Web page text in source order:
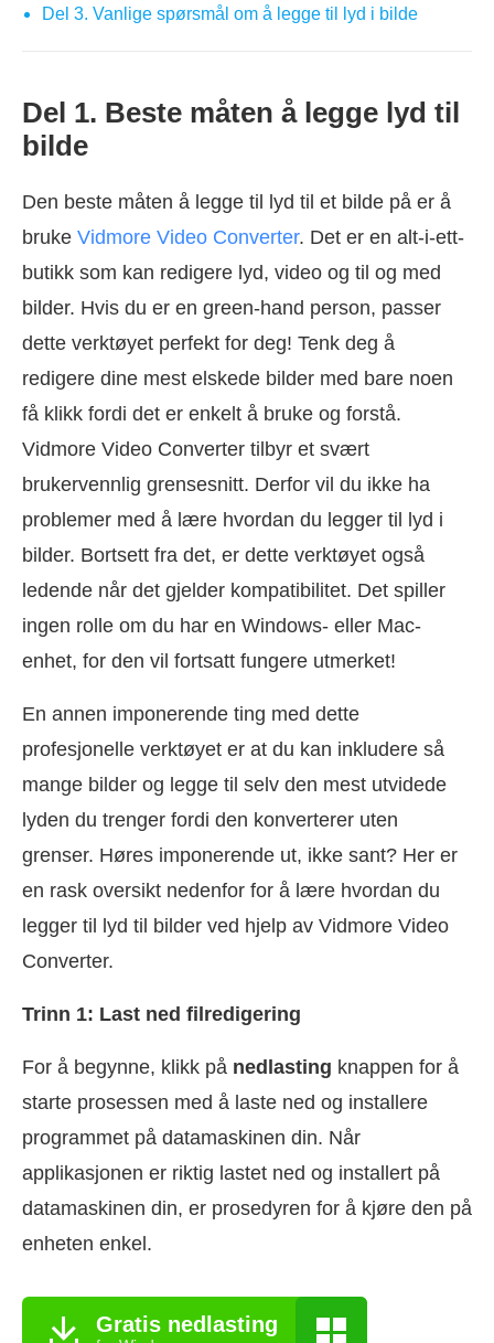
Del 3. Vanlige spørsmål om å legge til lyd i bilde
Del 1. Beste måten å legge lyd til
bilde
Den beste måten å legge til lyd til et bilde på er å
bruke Vidmore Video Converter. Det er en alt-i-ett-
butikk som kan redigere lyd, video og til og med
bilder. Hvis du er en green-hand person, passer
dette verktøyet perfekt for deg! Tenk deg å
redigere dine mest elskede bilder med bare noen
få klikk fordi det er enkelt å bruke og forstå.
Vidmore Video Converter tilbyr et svært
brukervennlig grensesnitt. Derfor vil du ikke ha
problemer med å lære hvordan du legger til lyd i
bilder. Bortsett fra det, er dette verktøyet også
ledende når det gjelder kompatibilitet. Det spiller
ingen rolle om du har en Windows- eller Mac-
enhet, for den vil fortsatt fungere utmerket!
En annen imponerende ting med dette
profesjonelle verktøyet er at du kan inkludere så
mange bilder og legge til selv den mest utvidede
lyden du trenger fordi den konverterer uten
grenser. Høres imponerende ut, ikke sant? Her er
en rask oversikt nedenfor for å lære hvordan du
legger til lyd til bilder ved hjelp av Vidmore Video
Converter.
Trinn 1: Last ned filredigering
For å begynne, klikk på nedlasting knappen for å
starte prosessen med å laste ned og installere
programmet på datamaskinen din. Når
applikasjonen er riktig lastet ned og installert på
datamaskinen din, er prosedyren for å kjøre den på
enheten enkel.
Gratis nedlasting